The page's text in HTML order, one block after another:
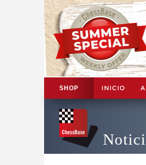
SHOP INICIO